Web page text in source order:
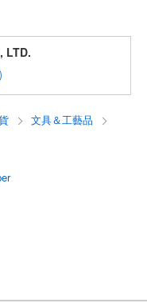
LTD.
文具＆工藝品